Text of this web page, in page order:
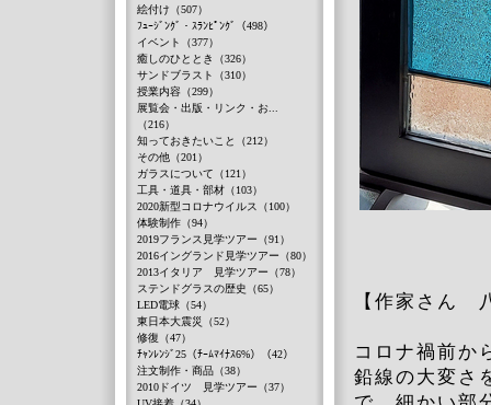
【作家さん
コロナ禍前か
鉛線の大変さ
絵付け（507）
ﾌｭｰｼﾞﾝｸﾞ・ｽﾗﾝﾋﾟﾝｸﾞ（498）
イベント（377）
癒しのひととき（326）
サンドブラスト（310）
授業内容（299）
展覧会・出版・リンク・お...
（216）
知っておきたいこと（212）
その他（201）
ガラスについて（121）
工具・道具・部材（103）
2020新型コロナウイルス（100）
体験制作（94）
2019フランス見学ツアー（91）
2016イングランド見学ツアー（80）
2013イタリア 見学ツアー（78）
ステンドグラスの歴史（65）
LED電球（54）
東日本大震災（52）
修復（47）
ﾁｬﾝﾚﾝｼﾞ25（ﾁｰﾑﾏｲﾅｽ6%）（42）
注文制作・商品（38）
2010ドイツ 見学ツアー（37）